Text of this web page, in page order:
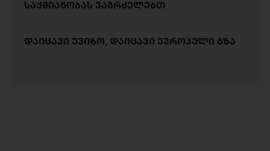
საქმიანობას ვაგრძელებთ
დაიცავი უვიზო, დაიცავი ევროპული გზა